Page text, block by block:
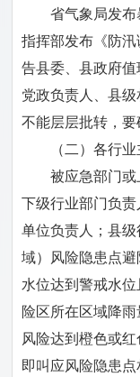
省气象局发
指挥部发布《防
告县委、县政府值
党政负责人、县
不能层层批转，要
（二）各行
被应急部门
下级行业部门负
单位负责人；县
域）风险隐患点
水位达到警戒水
险区所在区域降
风险达到橙色或
即叫应风险隐患点